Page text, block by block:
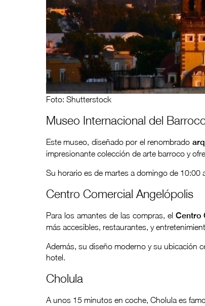
Foto: Shutterstock
Museo Internacional del
Este museo, diseñado por el renombrado
impresionante colección de arte barroco y
Su horario es de martes a domingo de
Centro Comercial Angelópolis
Para los amantes de las compras, elCentro
más accesibles, restaurantes, y
Además, su diseño moderno y su ubicación
hotel.
Cholula
A unos 15 minutos en coche, Cholula es